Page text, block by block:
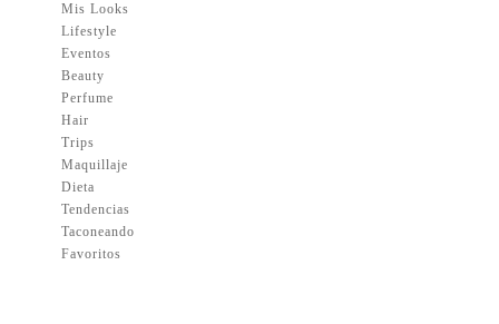
Mis Looks
Lifestyle
Eventos
Beauty
Perfume
Hair
Trips
Maquillaje
Dieta
Tendencias
Taconeando
Favoritos